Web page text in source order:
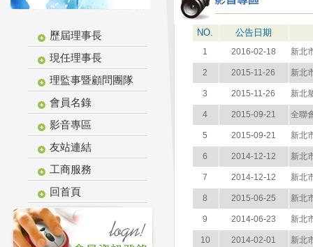
歷屆理事長
現任理事長
理監事暨顧問團隊
會員名錄
影音專區
友站連結
工商服務
回首頁
NO. 公告日期
1 2016-02-18 新北
2 2015-11-26 新北
3 2015-11-26 新北
4 2015-09-21 全聯
5 2015-09-21 新北
6 2014-12-12 新北
7 2014-12-12 新北
8 2015-06-25 新北
9 2014-06-23 新北
10 2014-02-01 新北